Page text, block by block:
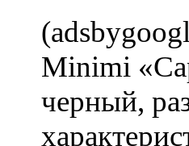
Minimi
черный,